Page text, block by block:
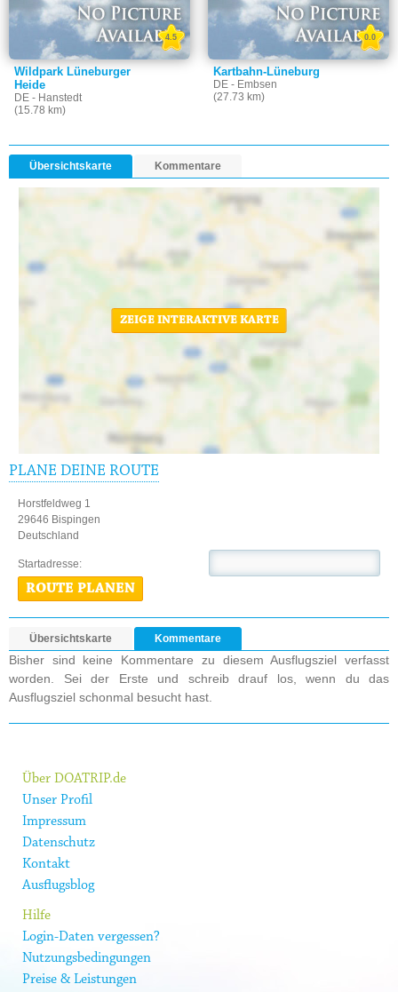
Wildpark Lüneburger
Heide
DE - Hanstedt
(15.78 km)
4.5
Kartbahn-Lüneburg
DE - Embsen
(27.73 km)
0.0
Übersichtskarte Kommentare
ZEIGE INTERAKTIVE KARTE
PLANE DEINE ROUTE
Horstfeldweg 1
29646 Bispingen
Deutschland
Startadresse:
ROUTE PLANEN
Übersichtskarte Kommentare
Bisher sind keine Kommentare zu diesem Ausflugsziel verfasst
worden. Sei der Erste und schreib drauf los, wenn du das
Ausflugsziel schonmal besucht hast.
Über DOATRIP.de
Unser Profil
Impressum
Datenschutz
Kontakt
Ausflugsblog
Hilfe
Login-Daten vergessen?
Nutzungsbedingungen
Preise & Leistungen